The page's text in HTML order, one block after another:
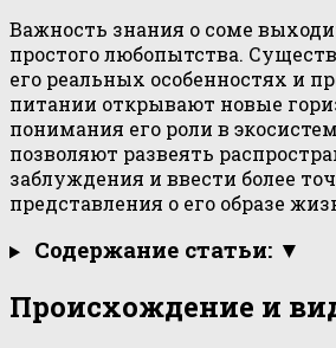
Важность знания о соме
простого любопытства.
его реальных особенностях и
питании открывают новые
понимания его роли в
позволяют развеять
заблуждения и ввести более
представления о его образе
Содержание статьи: ▼
Происхождение и